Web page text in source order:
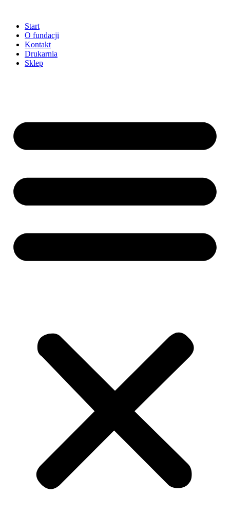
treści
Start
O fundacji
Kontakt
Drukarnia
Sklep